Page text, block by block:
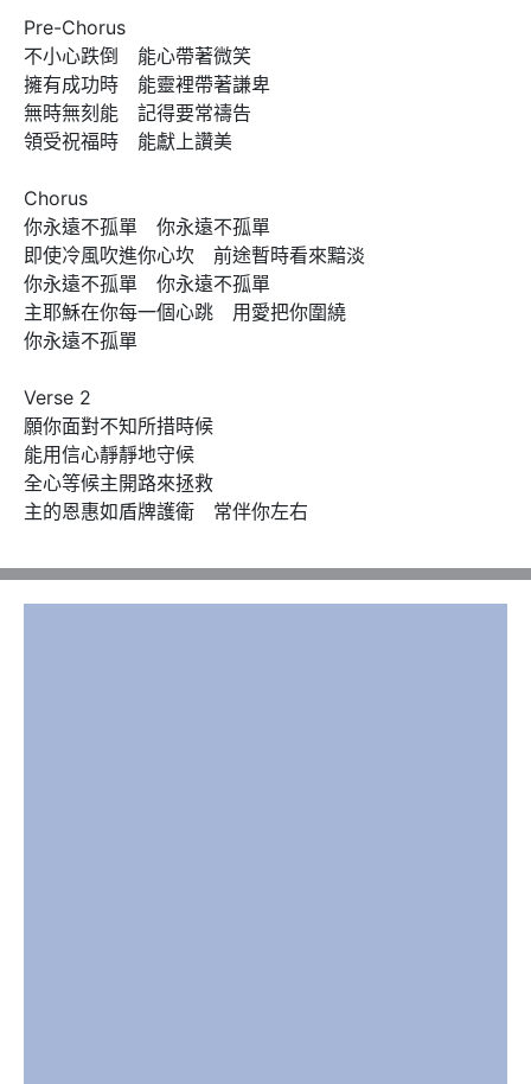
Pre-Chorus
不小心跌倒　能心帶著微笑
擁有成功時　能靈裡帶著謙卑
無時無刻能　記得要常禱告
領受祝福時　能獻上讚美
Chorus
你永遠不孤單　你永遠不孤單
即使冷風吹進你心坎　前途暫時看來黯淡
你永遠不孤單　你永遠不孤單
主耶穌在你每一個心跳　用愛把你圍繞
你永遠不孤單
Verse 2
願你面對不知所措時候
能用信心靜靜地守候
全心等候主開路來拯救
主的恩惠如盾牌護衛　常伴你左右